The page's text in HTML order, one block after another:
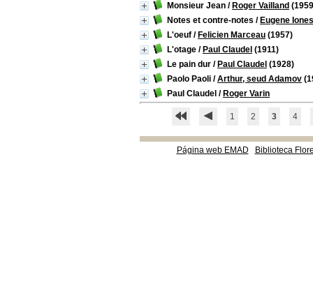
Monsieur Jean / Roger Vailland
Notes et contre-notes / Eugene
L'oeuf / Felicien Marceau (1957)
L'otage / Paul Claudel (1911)
Le pain dur / Paul Claudel (1928)
Paolo Paoli /Arthur, seud Adamov
Paul Claudel / Roger Varin
1 2 3 4
Página web EMAD Biblioteca